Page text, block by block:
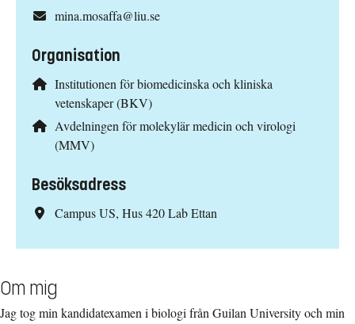
mina.mosaffa@liu.se
Organisation
Institutionen för biomedicinska och kliniska
vetenskaper (BKV)
Avdelningen för molekylär medicin och virologi
(MMV)
Besöksadress
Campus US, Hus 420 Lab Ettan
Om mig
Jag tog min kandidatexamen i biologi från Guilan University och min